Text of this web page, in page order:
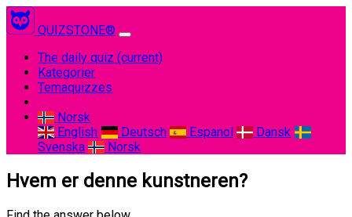
QUIZSTONE®
The daily quiz (current)
Kategorier
Temaquizzes
Norsk
English
Deutsch Espanol
Dansk
Svenska
Norsk
Hvem er denne kunstneren?